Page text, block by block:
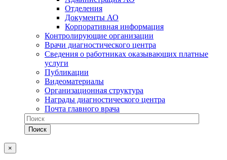
Отделения
Документы АО
Корпоративная информация
Контролирующие организации
Врачи диагностического центра
Сведения о работниках оказывающих платные
услуги
Публикации
Видеоматериалы
Организационная структура
Награды диагностического центра
Почта главного врача
×